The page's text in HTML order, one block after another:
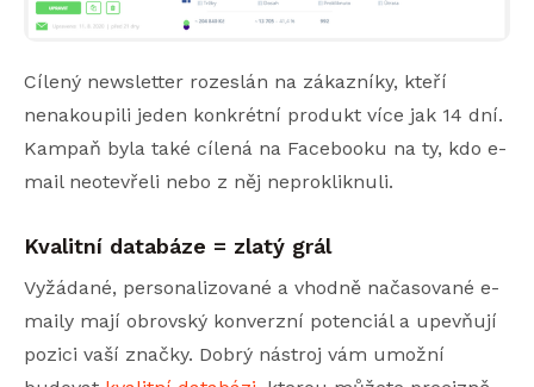
Cílený newsletter rozeslán na zákazníky, kteří
nenakoupili jeden konkrétní produkt více jak 14 dní.
Kampaň byla také cílená na Facebooku na ty, kdo e-
mail neotevřeli nebo z něj neprokliknuli.
Kvalitní databáze = zlatý grál
Vyžádané, personalizované a vhodně načasované e-
maily mají obrovský konverzní potenciál a upevňují
pozici vaší značky. Dobrý nástroj vám umožní